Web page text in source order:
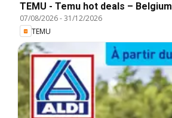
TEMU - Temu hot deals – Belgium
07/08/2026-31/12/2026
TEMU